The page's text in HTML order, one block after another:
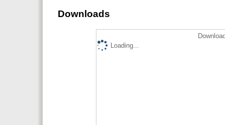
Downloads
Loading...